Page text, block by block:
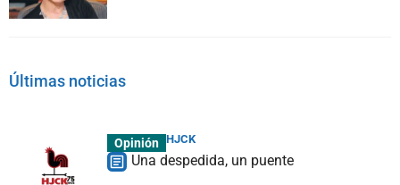
Últimas noticias
Opinión HJCK
Una despedida, un puente